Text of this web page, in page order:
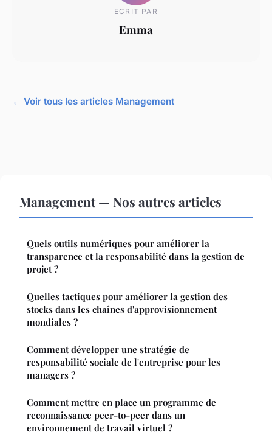
ECRIT PAR
Emma
← Voir tous les articles Management
Management — Nos autres articles
Quels outils numériques pour améliorer la
transparence et la responsabilité dans la gestion de
projet ?
Quelles tactiques pour améliorer la gestion des
stocks dans les chaînes d'approvisionnement
mondiales ?
Comment développer une stratégie de
responsabilité sociale de l'entreprise pour les
managers ?
Comment mettre en place un programme de
reconnaissance peer-to-peer dans un
environnement de travail virtuel ?